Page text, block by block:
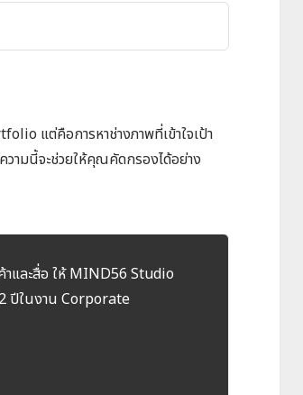
แต่คือการหาช่างภาพที่เข้าใจเป้า
ามนี้จะช่วยให้คุณคัดกรองได้อย่าง
และสื่อ ให้ MIND56 Studio
ปีในงาน Corporate